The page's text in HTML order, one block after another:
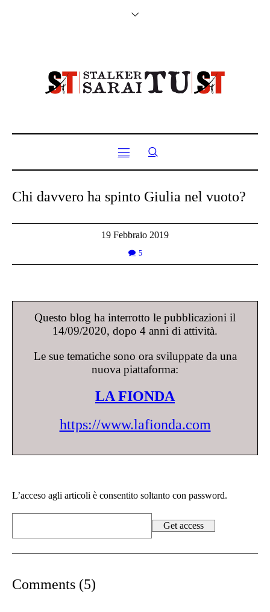
Chi davvero ha spinto Giulia nel vuoto?
19 Febbraio 2019
5
Questo blog ha interrotto le pubblicazioni il
14/09/2020, dopo 4 anni di attività.
Le sue tematiche sono ora sviluppate da una
nuova piattaforma:
LA FIONDA
https://www.lafionda.com
L’acceso agli articoli è consentito soltanto con password.
Comments (5)